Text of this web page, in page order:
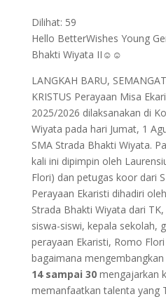
Dilihat: 59
Hello BetterWishes Young
Bhakti Wiyata II☺️☺️
LANGKAH BARU,
KRISTUS Perayaan Misa
2025/2026 dilaksanakan di
Wiyata pada hari Jumat, 1
SMA Strada Bhakti Wiyata.
kali ini dipimpin oleh
Flori) dan petugas koor dari
Perayaan Ekaristi dihadiri
Strada Bhakti Wiyata dari
siswa-siswi, kepala sekolah,
perayaan Ekaristi, Romo
bagaimana
14 sampai 30mengajarkan
memanfaatkan talenta yang